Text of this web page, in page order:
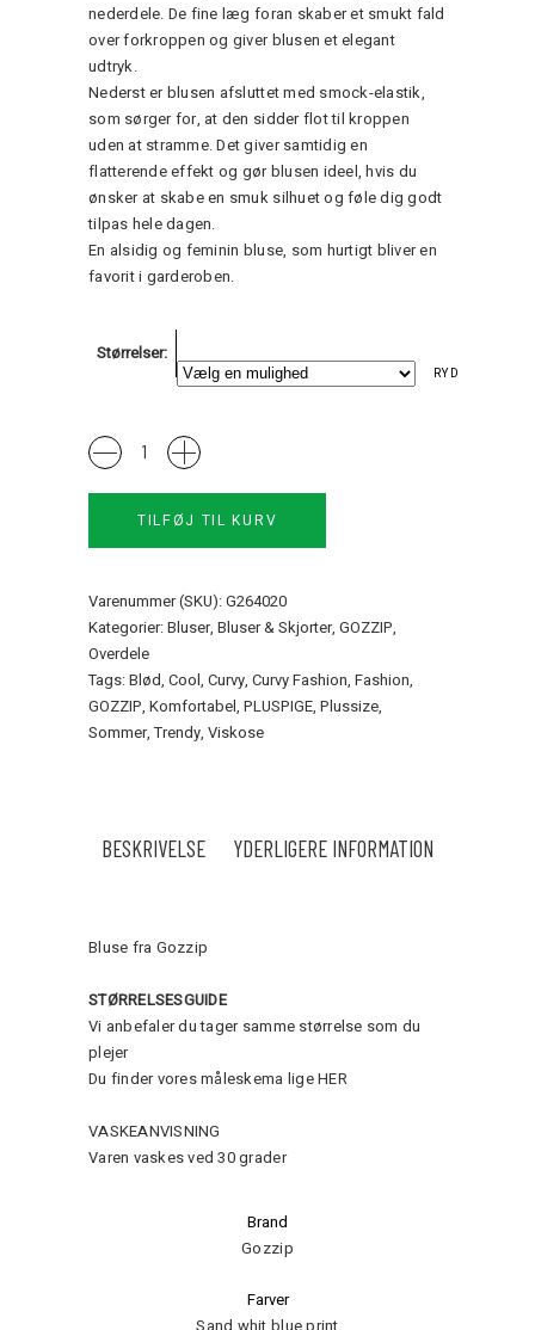
nederdele. De fine læg foran skaber et smukt fald
over forkroppen og giver blusen et elegant
udtryk.
Nederst er blusen afsluttet med smock-elastik,
som sørger for, at den sidder flot til kroppen
uden at stramme. Det giver samtidig en
flatterende effekt og gør blusen ideel, hvis du
ønsker at skabe en smuk silhuet og føle dig godt
tilpas hele dagen.
En alsidig og feminin bluse, som hurtigt bliver en
favorit i garderoben.
Størrelser
RYD
Gelise
Bluse
Gozzip
quantityTILFØJ TIL KURV
Varenummer (SKU):G264020
Kategorier:Bluser, Bluser & Skjorter, GOZZIP,
Overdele
Tags:Blød, Cool, Curvy, Curvy Fashion, Fashion,
GOZZIP, Komfortabel, PLUSPIGE, Plussize,
Sommer,Trendy, Viskose
BESKRIVELSE YDERLIGERE INFORMATION
Bluse fra Gozzip
STØRRELSESGUIDE
Vi anbefaler du tager samme størrelse som du
plejer
Du finder vores måleskema ligeHER
VASKEANVISNING
Varen vaskes ved 30 grader
Brand
Gozzip
Farver
Sand whit blue print